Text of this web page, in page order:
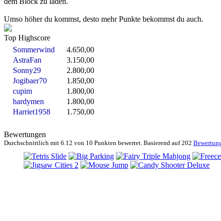
Umso höher du kommst, desto mehr Punkte bekommst du auch.
Top Highscore
Sommerwind
4.650,00
AstraFan
3.150,00
Sonny29
2.800,00
Jogibaer70
1.850,00
cupim
1.800,00
hardymen
1.800,00
Harriet1958
1.750,00
Bewertungen
Durchschnittlich mit 6.12 von 10 Punkten bewertet. Basierend auf202